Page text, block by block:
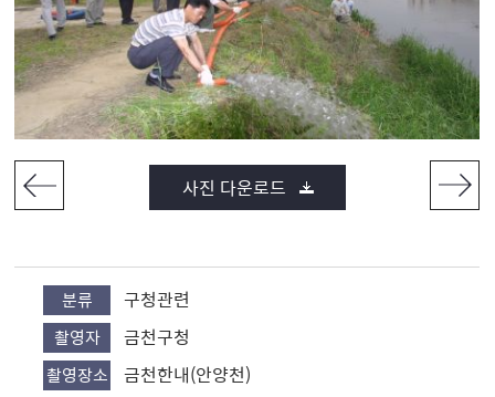
사진 다운로드
분류 구청관련
촬영자 금천구청
촬영장소 금천한내(안양천)